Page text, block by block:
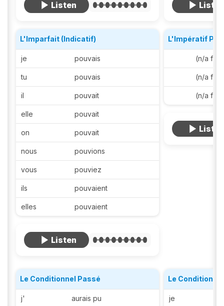
L'Imparfait (Indicatif)
je pouvais
tu pouvais
il pouvait
elle pouvait
on pouvait
nous pouvions
vous pouviez
ils pouvaient
elles pouvaient
L'Impératif
(n/a
(n/a
(n/a
Le Conditionnel Passé
j' aurais pu
Le
je